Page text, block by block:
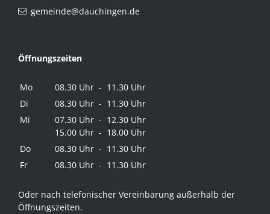
gemeinde@dauchingen.de
Öffnungszeiten
Mo
08.30 Uhr - 11.30 Uhr
Di
08.30 Uhr - 11.30 Uhr
Mi
07.30 Uhr - 12.30 Uhr
15.00 Uhr - 18.00 Uhr
Do
08.30 Uhr - 11.30 Uhr
Fr
08.30 Uhr - 11.30 Uhr
Oder nach telefonischer Vereinbarung außerhalb der
Öffnungszeiten.